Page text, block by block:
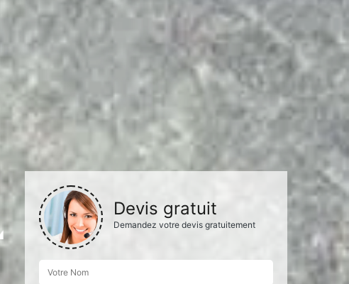
Devis gratuit
Demandez votre devis gratuitement